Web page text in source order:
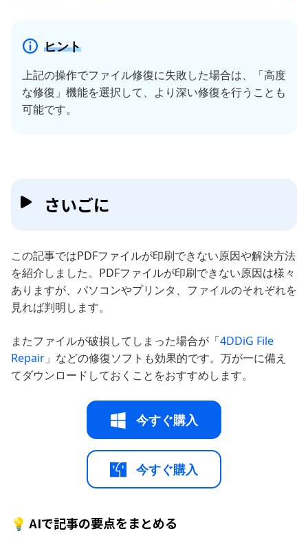
ヒント
上記の操作でファイル修復に失敗した場合は、「高度
な修復」機能を選択して、より深い修復を行うことも
可能です。
さいごに
この記事ではPDFファイルが印刷できない原因や解決方法
を紹介しました。PDFファイルが印刷できない原因は様々
ありますが、パソコンやプリンタ、ファイルのそれぞれを
見れば判明します。
またファイルが破損してしまった場合が「4DDiG File
Repair 」などの修復ソフトも効果的です。万が一に備え
てダウンロードしておくことをおすすめします。
今すぐ購入
今すぐ購入
💡 AIで記事の要点をまとめる